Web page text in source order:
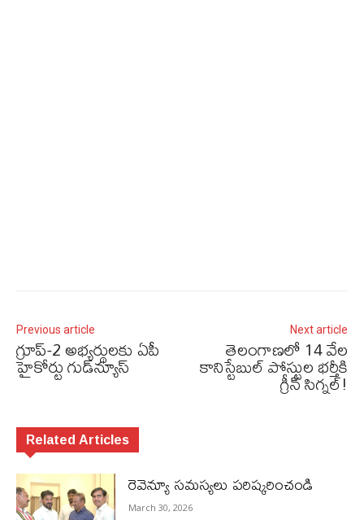
Previous article
గ్రూప్‌-2 అభ్యర్థులకు ఏపీ
హైకోర్టు గుడ్‌న్యూస్‌
Next article
తెలంగాణలో 14 వేల
కానిస్టేబుల్ పోస్టుల భర్తీకి
గ్రీన్ సిగ్నల్!
Related Articles
రెవెన్యూ సమస్యలు ప‌రిష్క‌రించండి
March 30, 2026